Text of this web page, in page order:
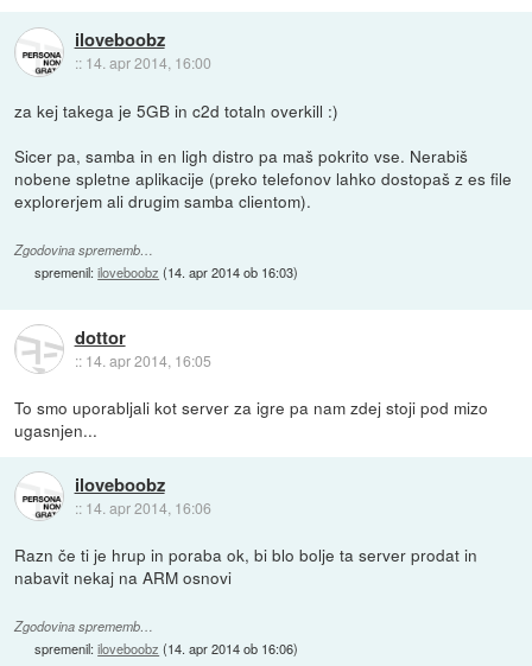
iloveboobz
:: 14. apr 2014, 16:00
za kej takega je 5GB in c2d totaln overkill :)
Sicer pa, samba in en ligh distro pa maš pokrito vse. Nerabiš
nobene spletne aplikacije (preko telefonov lahko dostopaš z es file
explorerjem ali drugim samba clientom).
Zgodovina sprememb…
spremenil:iloveboobz (14. apr 2014 ob 16:03)
dottor
:: 14. apr 2014, 16:05
To smo uporabljali kot server za igre pa nam zdej stoji pod mizo
ugasnjen...
iloveboobz
:: 14. apr 2014, 16:06
Razn če ti je hrup in poraba ok, bi blo bolje ta server prodat in
nabavit nekaj na ARM osnovi
Zgodovina sprememb…
spremenil:iloveboobz (14. apr 2014 ob 16:06)